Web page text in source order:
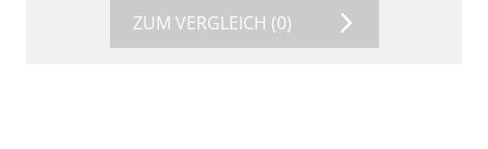
ZUM VERGLEICH (0)